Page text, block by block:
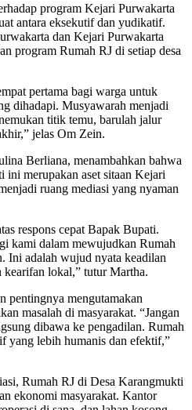
program Kejari Purwakarta
antara eksekutif dan yudikatif.
dan Kejari Purwakarta
program Rumah RJ di setiap desa
pertama bagi warga untuk
dihadapi. Musyawarah menjadi
titik temu, barulah jalur
jelas Om Zein.
Berliana, menambahkan bahwa
ini merupakan aset sitaan Kejari
ruang mediasi yang nyaman
respons cepat Bapak Bupati.
kami dalam mewujudkan Rumah
Ini adalah wujud nyata keadilan
kearifan lokal,” tutur Martha.
pentingnya mengutamakan
masalah di masyarakat. “Jangan
dibawa ke pengadilan. Rumah
yang lebih humanis dan efektif,”
Rumah RJ di Desa Karangmukti
ekonomi masyarakat. Kantor